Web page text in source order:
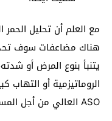
هناك مضاعفات سوف تحدث
يتنبأ بنوع المرض أو
الروماتيزمية أو
ASO العالي من أجل المساعدة في تأكيد التشخيص.